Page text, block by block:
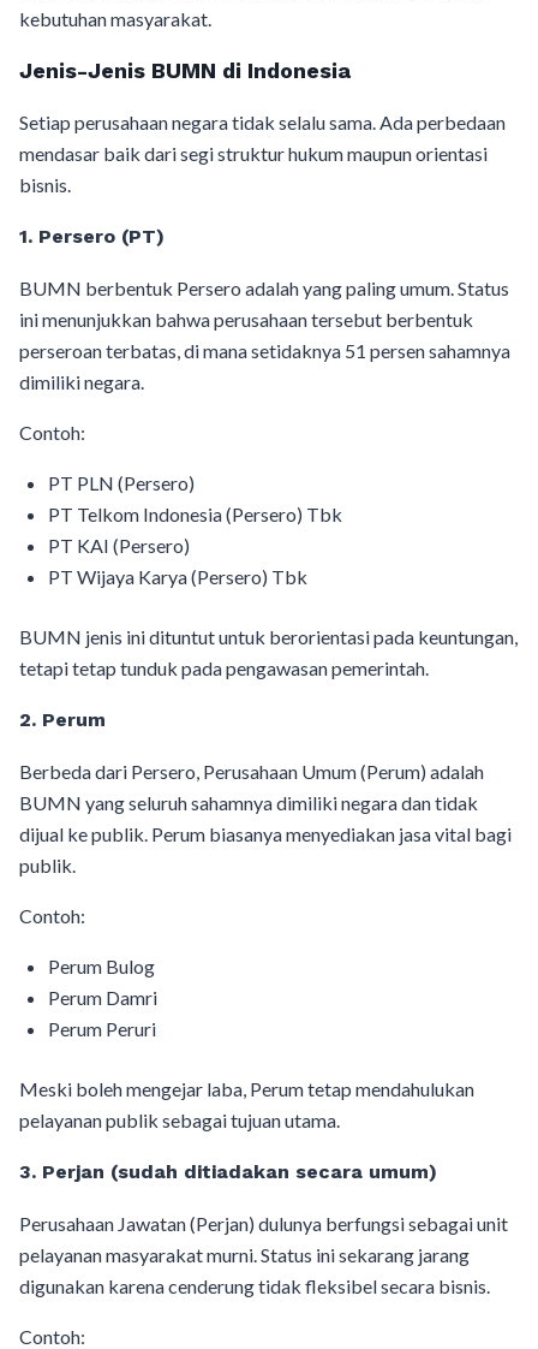
kebutuhan masyarakat.
Jenis-Jenis BUMN di Indonesia
Setiap perusahaan negara tidak selalu sama. Ada perbedaan
mendasar baik dari segi struktur hukum maupun orientasi
bisnis.
1. Persero (PT)
BUMN berbentuk Persero adalah yang paling umum. Status
ini menunjukkan bahwa perusahaan tersebut berbentuk
perseroan terbatas, di mana setidaknya 51 persen sahamnya
dimiliki negara.
Contoh:
PT PLN (Persero)
PT Telkom Indonesia (Persero) Tbk
PT KAI (Persero)
PT Wijaya Karya (Persero) Tbk
BUMN jenis ini dituntut untuk berorientasi pada keuntungan,
tetapi tetap tunduk pada pengawasan pemerintah.
2. Perum
Berbeda dari Persero, Perusahaan Umum (Perum) adalah
BUMN yang seluruh sahamnya dimiliki negara dan tidak
dijual ke publik. Perum biasanya menyediakan jasa vital bagi
publik.
Contoh:
Perum Bulog
Perum Damri
Perum Peruri
Meski boleh mengejar laba, Perum tetap mendahulukan
pelayanan publik sebagai tujuan utama.
3. Perjan (sudah ditiadakan secara umum)
Perusahaan Jawatan (Perjan) dulunya berfungsi sebagai unit
pelayanan masyarakat murni. Status ini sekarang jarang
digunakan karena cenderung tidak fleksibel secara bisnis.
Contoh: